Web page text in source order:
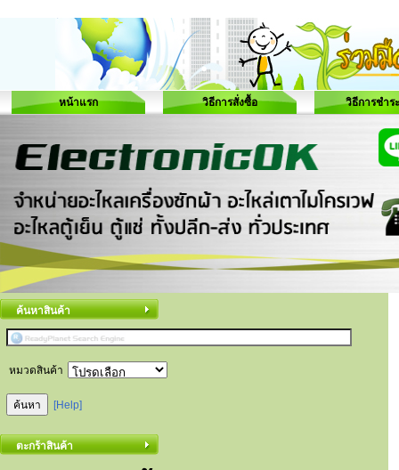
หน้าแรก วิธีการสั่งซื้อ วิธีการชำร
ค้นหาสินค้า
หมวดสินค้า
[Help]
ตะกร้าสินค้า